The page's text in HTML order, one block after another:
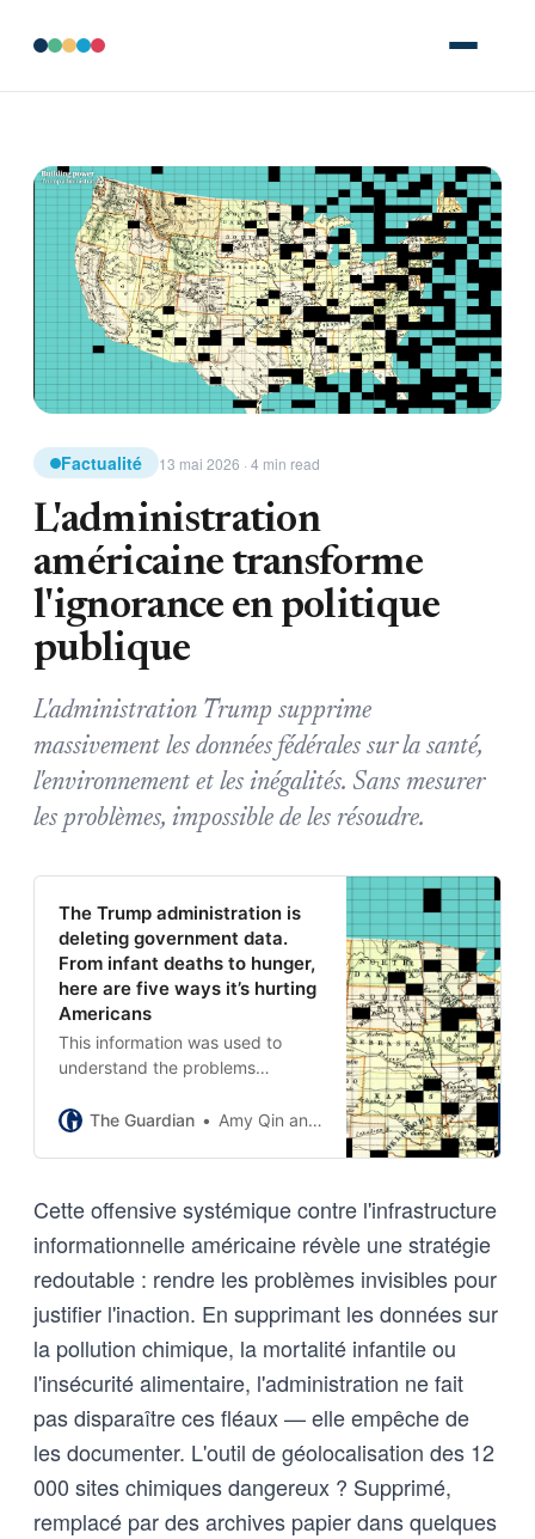
Factualité 13 mai 2026 · 4 min read
L'administration
américaine transforme
l'ignorance en politique
publique
L'administration Trump supprime
massivement les données fédérales sur la santé,
l'environnement et les inégalités. Sans mesurer
les problèmes, impossible de les résoudre.
The Trump administration is
deleting government data.
From infant deaths to hunger,
here are five ways it’s hurting
Americans
This information was used to
understand the problems
consequences of its erasure,
The Guardian Amy Qin and Flávio Pessoa
Cette offensive systémique contre l'infrastructure
informationnelle américaine révèle une stratégie
redoutable : rendre les problèmes invisibles pour
justifier l'inaction. En supprimant les données sur
la pollution chimique, la mortalité infantile ou
l'insécurité alimentaire, l'administration ne fait
pas disparaître ces fléaux — elle empêche de
les documenter. L'outil de géolocalisation des 12
000 sites chimiques dangereux ? Supprimé,
remplacé par des archives papier dans quelques